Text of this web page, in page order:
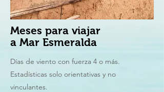
Meses para viajar
a Mar Esmeralda
Días de viento con fuerza 4 o más.
Estadísticas solo orientativas y no
vinculantes.